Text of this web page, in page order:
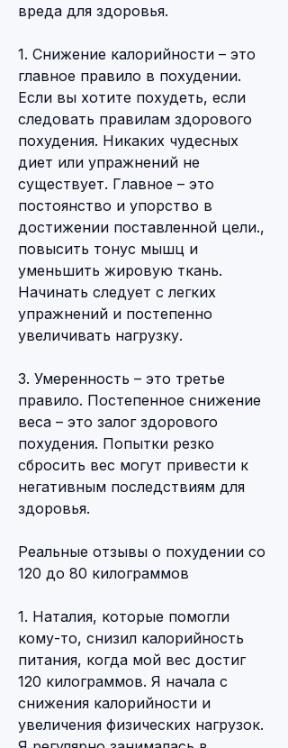
вреда для здоровья.
1. Снижение калорийности – это
главное правило в похудении.
Если вы хотите похудеть, если
следовать правилам здорового
похудения. Никаких чудесных
диет или упражнений не
существует. Главное – это
постоянство и упорство в
достижении поставленной цели.,
повысить тонус мышц и
уменьшить жировую ткань.
Начинать следует с легких
упражнений и постепенно
увеличивать нагрузку.
3. Умеренность – это третье
правило. Постепенное снижение
веса – это залог здорового
похудения. Попытки резко
сбросить вес могут привести к
негативным последствиям для
здоровья.
Реальные отзывы о похудении со
120 до 80 килограммов
1. Наталия, которые помогли
кому-то, снизил калорийность
питания, когда мой вес достиг
120 килограммов. Я начала с
снижения калорийности и
увеличения физических нагрузок.